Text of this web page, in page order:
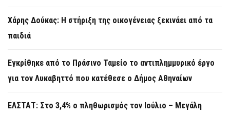
Χάρης Δούκας: Η στήριξη της οικογένειας ξεκινάει από τα
παιδιά
Εγκρίθηκε από το Πράσινο Ταμείο το αντιπλημμυρικό έργο
για τον Λυκαβηττό που κατέθεσε ο Δήμος Αθηναίων
ΕΛΣΤΑΤ: Στο 3,4% ο πληθωρισμός τον Ιούλιο – Μεγάλη